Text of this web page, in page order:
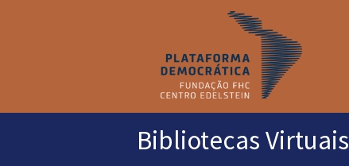
Bibliotecas Virtuais